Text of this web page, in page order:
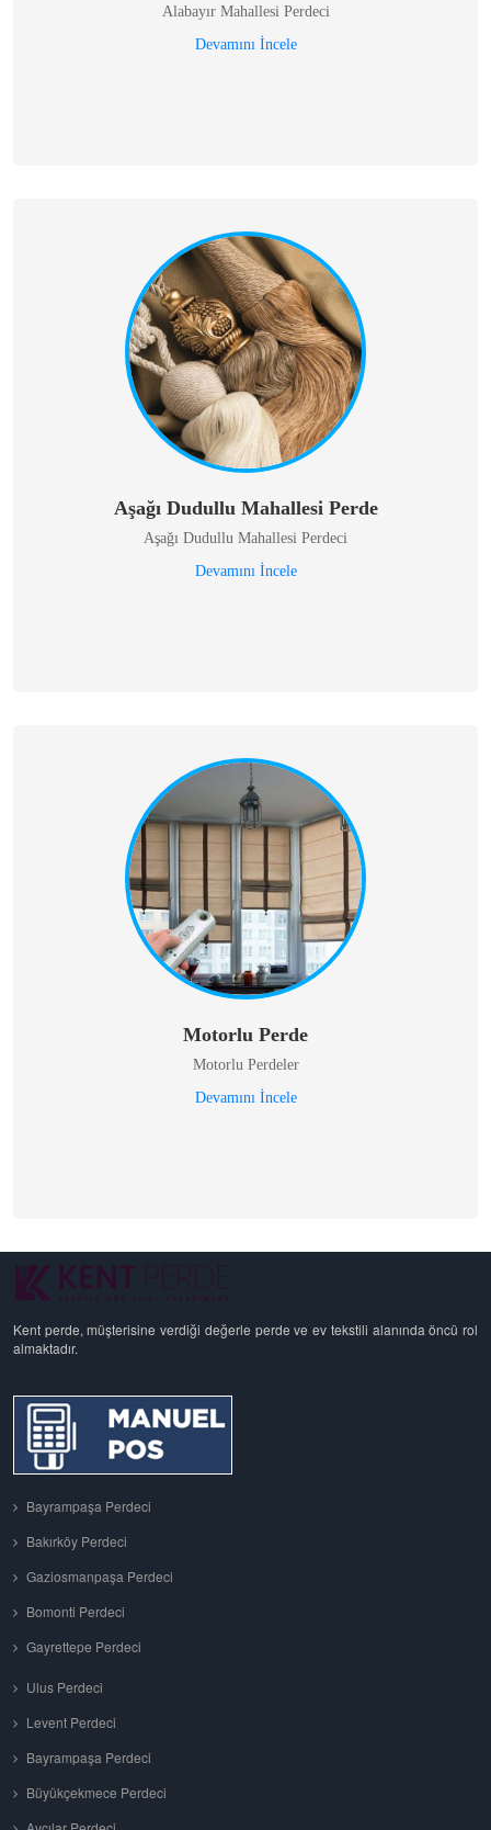
Alabayır Mahallesi Perdeci
Devamını İncele
Aşağı Dudullu Mahallesi Perde
Aşağı Dudullu Mahallesi Perdeci
Devamını İncele
Motorlu Perde
Motorlu Perdeler
Devamını İncele
Kent perde, müşterisine verdiği değerle perde ve ev tekstili alanında öncü rol
almaktadır.
Bayrampaşa Perdeci
Bakırköy Perdeci
Gaziosmanpaşa Perdeci
Bomonti Perdeci
Gayrettepe Perdeci
Ulus Perdeci
Levent Perdeci
Bayrampaşa Perdeci
Büyükçekmece Perdeci